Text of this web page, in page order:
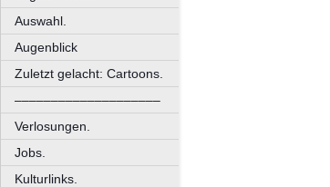
Auswahl.
Augenblick
Zuletzt gelacht: Cartoons.
––––––––––––––––––––
Verlosungen.
Jobs.
Kulturlinks.